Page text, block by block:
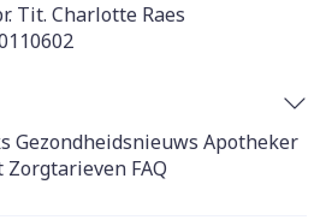
Tit. Charlotte Raes
Gezondheidsnieuws Apotheker
Zorgtarieven FAQ